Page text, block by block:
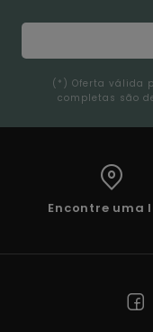
(*) Oferta válida
completas são
Encontre uma